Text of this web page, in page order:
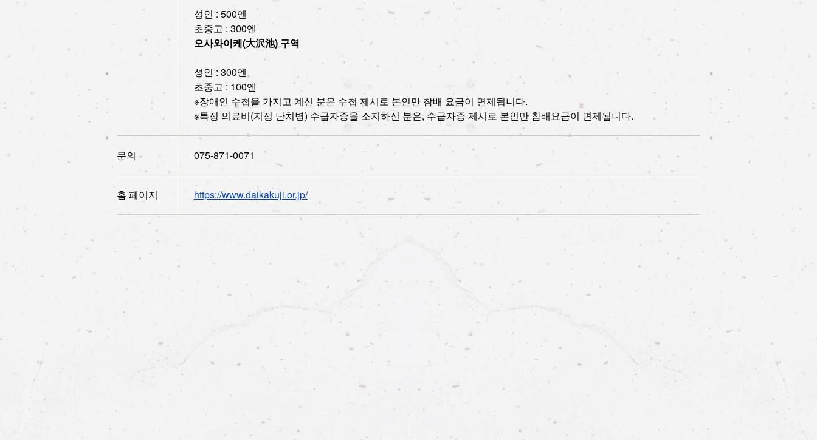
성인 : 500엔
초중고 : 300엔
오사와이케(大沢池) 구역
성인 : 300엔
초중고 : 100엔
※장애인 수첩을 가지고 계신 분은 수첩 제시로 본인만 참배 요금이 면제됩니다.
※특정 의료비(지정 난치병) 수급자증을 소지하신 분은, 수급자증 제시로 본인만 참배요금이 면제됩니다.
문의 075-871-0071
홈 페이지 https://www.daikakuji.or.jp/